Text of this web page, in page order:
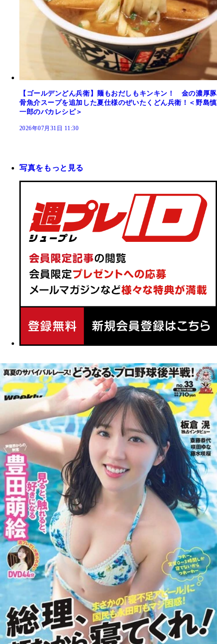
【ゴールデンどん兵衛】麺もおだしもキンキン！ 金の濃厚豚
骨魚介スープを追加した夏仕様のぜいたくどん兵衛！＜野島慎
一郎のバカレシピ＞
2026年07月31日 11:30
写真をもっと見る